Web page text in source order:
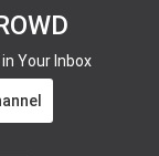
Your Inbox